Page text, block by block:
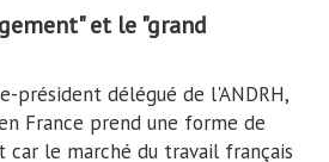
et le "grand
président délégué de l'ANDRH,
France prend une forme de
car le marché du travail français